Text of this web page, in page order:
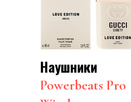
Наушники
Powerbeats Pro